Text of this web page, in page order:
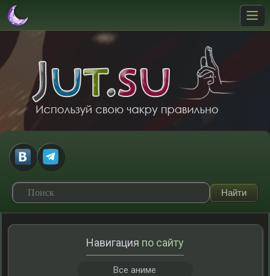
Навигация по сайту
Все аниме